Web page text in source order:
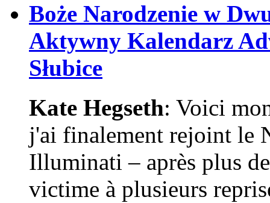
Boże Narodzenie w
Aktywny Kalendarz
Słubice
Kate Hegseth: Voici
j'ai finalement rejoint le
Illuminati – après plus
victime à plusieurs